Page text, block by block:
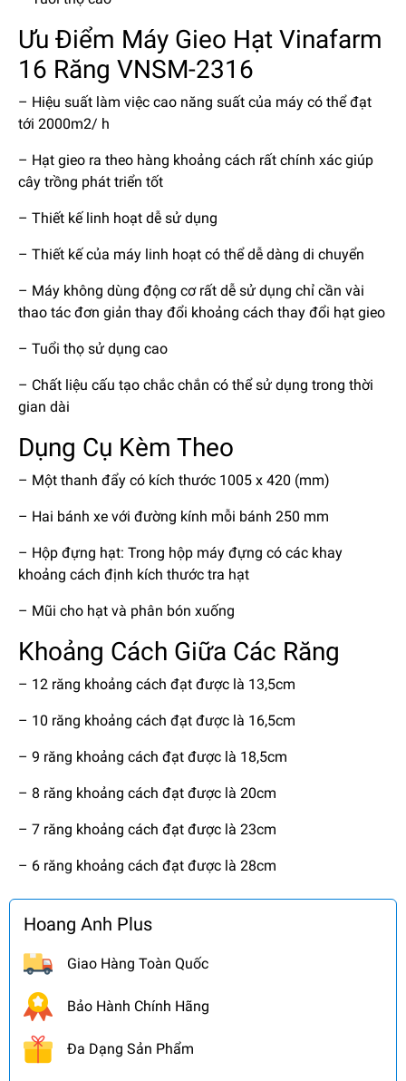
Ưu Điểm Máy Gieo Hạt Vinafarm
16 Răng VNSM-2316
– Hiệu suất làm việc cao năng suất của máy có thể đạt
tới 2000m2/ h
– Hạt gieo ra theo hàng khoảng cách rất chính xác giúp
cây trồng phát triển tốt
– Thiết kế linh hoạt dễ sử dụng
– Thiết kế của máy linh hoạt có thể dễ dàng di chuyển
– Máy không dùng động cơ rất dễ sử dụng chỉ cần vài
thao tác đơn giản thay đổi khoảng cách thay đổi hạt gieo
– Tuổi thọ sử dụng cao
– Chất liệu cấu tạo chắc chắn có thể sử dụng trong thời
gian dài
Dụng Cụ Kèm Theo
– Một thanh đẩy có kích thước 1005 x 420 (mm)
– Hai bánh xe với đường kính mỗi bánh 250 mm
– Hộp đựng hạt: Trong hộp máy đựng có các khay
khoảng cách định kích thước tra hạt
– Mũi cho hạt và phân bón xuống
Khoảng Cách Giữa Các Răng
– 12 răng khoảng cách đạt được là 13,5cm
– 10 răng khoảng cách đạt được là 16,5cm
– 9 răng khoảng cách đạt được là 18,5cm
– 8 răng khoảng cách đạt được là 20cm
– 7 răng khoảng cách đạt được là 23cm
– 6 răng khoảng cách đạt được là 28cm
Hoang Anh Plus
Giao Hàng Toàn Quốc
Bảo Hành Chính Hãng
Đa Dạng Sản Phẩm